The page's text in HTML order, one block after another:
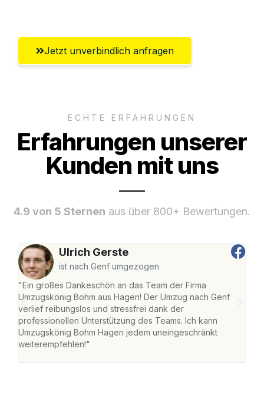
Jetzt unverbindlich anfragen
ECHTE ERFAHRUNGEN
Erfahrungen unserer
Kunden mit uns
4.9 von 5 Sternen aus über 800+ Bewertungen.
Ulrich Gerste
ist nach Genf umgezogen
"Ein großes Dankeschön an das Team der Firma
Umzugskönig Bohm aus Hagen! Der Umzug nach Genf
verlief reibungslos und stressfrei dank der
professionellen Unterstützung des Teams. Ich kann
Umzugskönig Bohm Hagen jedem uneingeschränkt
weiterempfehlen!"